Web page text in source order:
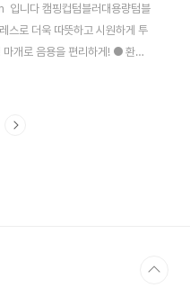
입니다 캠핑컵텀블러대용량텀블
로 더욱 따뜻하고 시원하게 투
마개로 음용을 편리하게! ● 환경
함캠핑 캠핑용품 보냉가방사무